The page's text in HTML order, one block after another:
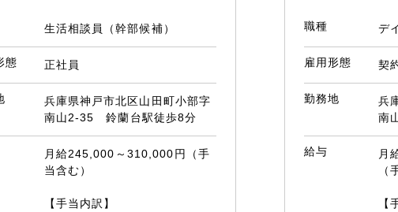
生活相談員（幹部候補）
態 正社員
兵庫県神戸市北区山田町小部字
南山2-35 鈴蘭台駅徒歩8分
月給245,000～310,000円（手
当含む）
【手当内訳】
職種 デ
雇用形態 契
勤務地
兵
南
給与
月
（
【